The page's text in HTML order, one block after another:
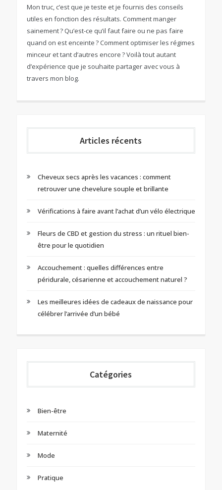
Mon truc, c’est que je teste et je fournis des conseils
utiles en fonction des résultats. Comment manger
sainement ? Qu’est-ce qu’il faut faire ou ne pas faire
quand on est enceinte ? Comment optimiser les régimes
minceur et tant d’autres encore ? Voilà tout autant
d’expérience que je souhaite partager avec vous à
travers mon blog.
Articles récents
Cheveux secs après les vacances : comment
retrouver une chevelure souple et brillante
Vérifications à faire avant l’achat d’un vélo électrique
Fleurs de CBD et gestion du stress : un rituel bien-
être pour le quotidien
Accouchement : quelles différences entre
péridurale, césarienne et accouchement naturel ?
Les meilleures idées de cadeaux de naissance pour
célébrer l’arrivée d’un bébé
Catégories
Bien-être
Maternité
Mode
Pratique